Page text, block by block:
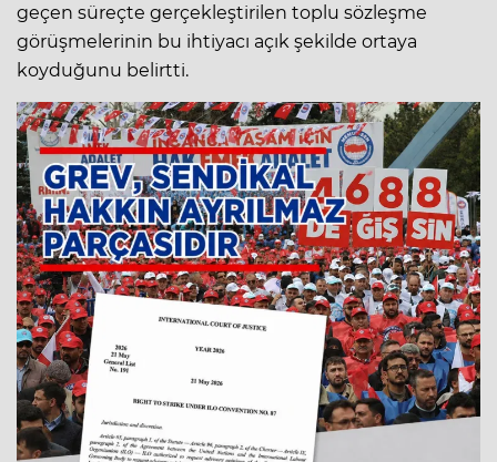
geçen süreçte gerçekleştirilen toplu sözleşme
görüşmelerinin bu ihtiyacı açık şekilde ortaya
koyduğunu belirtti.